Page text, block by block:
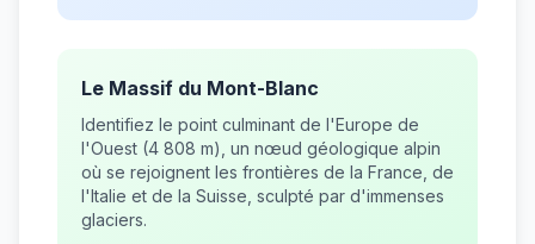
Le Massif du Mont-Blanc
Identifiez le point culminant de l'Europe de
l'Ouest (4 808 m), un nœud géologique alpin
où se rejoignent les frontières de la France, de
l'Italie et de la Suisse, sculpté par d'immenses
glaciers.